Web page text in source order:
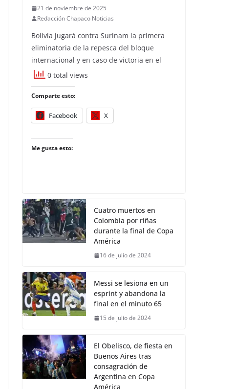
21 de noviembre de 2025
Redacción Chapaco Noticias
Bolivia jugará contra Surinam la primera
eliminatoria de la repesca del bloque
internacional y en caso de victoria en el
0 total views
Comparte esto:
Facebook X
Me gusta esto:
Cuatro muertos en
Colombia por riñas
durante la final de Copa
América
16 de julio de 2024
Messi se lesiona en un
esprint y abandona la
final en el minuto 65
15 de julio de 2024
El Obelisco, de fiesta en
Buenos Aires tras
consagración de
Argentina en Copa
América